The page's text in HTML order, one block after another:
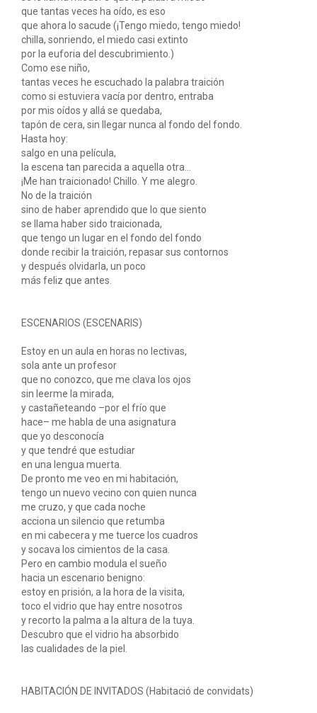
que tantas veces ha oído, es eso
que ahora lo sacude (¡Tengo miedo, tengo miedo!
chilla, sonriendo, el miedo casi extinto
por la euforia del descubrimiento.)
Como ese niño,
tantas veces he escuchado la palabra traición
como si estuviera vacía por dentro, entraba
por mis oídos y allá se quedaba,
tapón de cera, sin llegar nunca al fondo del fondo.
Hasta hoy:
salgo en una película,
la escena tan parecida a aquella otra...
¡Me han traicionado! Chillo. Y me alegro.
No de la traición
sino de haber aprendido que lo que siento
se llama haber sido traicionada,
que tengo un lugar en el fondo del fondo
donde recibir la traición, repasar sus contornos
y después olvidarla, un poco
más feliz que antes.
ESCENARIOS (ESCENARIS)
Estoy en un aula en horas no lectivas,
sola ante un profesor
que no conozco, que me clava los ojos
sin leerme la mirada,
y castañeteando –por el frío que
hace– me habla de una asignatura
que yo desconocía
y que tendré que estudiar
en una lengua muerta.
De pronto me veo en mi habitación,
tengo un nuevo vecino con quien nunca
me cruzo, y que cada noche
acciona un silencio que retumba
en mi cabecera y me tuerce los cuadros
y socava los cimientos de la casa.
Pero en cambio modula el sueño
hacia un escenario benigno:
estoy en prisión, a la hora de la visita,
toco el vidrio que hay entre nosotros
y recorto la palma a la altura de la tuya.
Descubro que el vidrio ha absorbido
las cualidades de la piel.
HABITACIÓN DE INVITADOS (Habitació de convidats)